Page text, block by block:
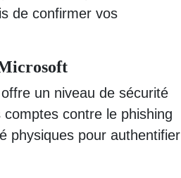
de confirmer vos
un niveau de sécurité
contre le phishing
physiques pour authentifier